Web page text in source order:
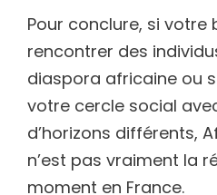
Pour conclure, si votre
rencontrer des
diaspora africaine ou
votre cercle social
d’horizons différents,
n’est pas vraiment la
moment en France.